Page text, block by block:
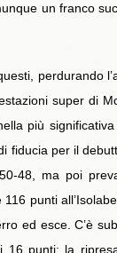
un franco
perdurando
super di
più
fiducia per il
48, ma poi
punti
ed esce. C’è
punti; la